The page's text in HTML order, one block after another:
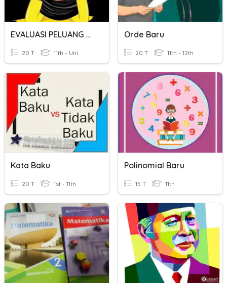
EVALUASI PELUANG USAHA BARU
20 T 11th - Uni
Orde Baru
20 T 11th - 12th
Kata Baku
20 T 1st - 11th
Polinomial Baru
15 T 11th